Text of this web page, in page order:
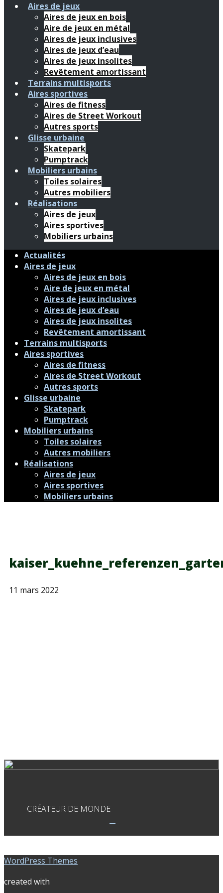
Aires de jeux
Aires de jeux en bois
Aire de jeux en métal
Aires de jeux inclusives
Aires de jeux d’eau
Aires de jeux insolites
Revêtement amortissant
Terrains multisports
Aires sportives
Aires de fitness
Aires de Street Workout
Autres sports
Glisse urbaine
Skatepark
Pumptrack
Mobiliers urbains
Toiles solaires
Autres mobiliers
Réalisations
Aires de jeux
Aires sportives
Mobiliers urbains
Actualités
Aires de jeux
Aires de jeux en bois
Aire de jeux en métal
Aires de jeux inclusives
Aires de jeux d’eau
Aires de jeux insolites
Revêtement amortissant
Terrains multisports
Aires sportives
Aires de fitness
Aires de Street Workout
Autres sports
Glisse urbaine
Skatepark
Pumptrack
Mobiliers urbains
Toiles solaires
Autres mobiliers
Réalisations
Aires de jeux
Aires sportives
Mobiliers urbains
11 mars 2022
CRÉATEUR DE MONDE
WordPress Themes
created with